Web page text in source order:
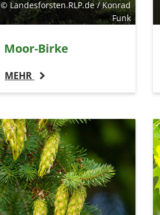
© Landesforsten.RLP.de / Konrad
Funk
Moor-Birke
MEHR